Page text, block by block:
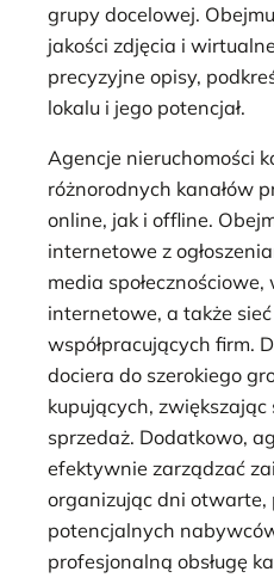
grupy docelowej.
jakości zdjęcia i
precyzyjne opisy,
lokalu i jego potencjał.
Agencje nieruchomości
różnorodnych kanałów
online, jak i offline.
internetowe z
media społecznościowe,
internetowe, a także
współpracujących firm.
dociera do szerokiego
kupujących, zwiększając
sprzedaż. Dodatkowo,
efektywnie zarządzać
organizując dni otwarte,
potencjalnych
profesjonalną obsługę